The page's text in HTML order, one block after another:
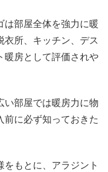
は部屋全体を強力に暖
衣所、キッチン、デス
暖房として評価されや
い部屋では暖房力に物
前に必ず知っておきた
もとに、アラジント